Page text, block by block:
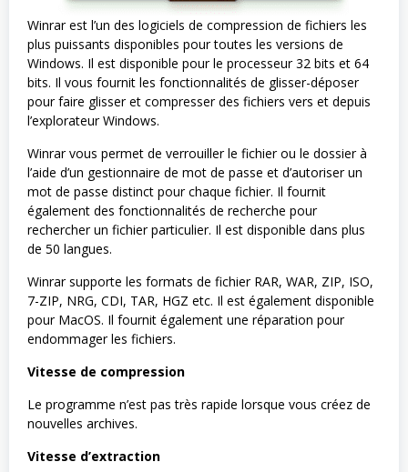
Winrar est l’un des logiciels de compression de fichiers les
plus puissants disponibles pour toutes les versions de
Windows. Il est disponible pour le processeur 32 bits et 64
bits. Il vous fournit les fonctionnalités de glisser-déposer
pour faire glisser et compresser des fichiers vers et depuis
l’explorateur Windows.
Winrar vous permet de verrouiller le fichier ou le dossier à
l’aide d’un gestionnaire de mot de passe et d’autoriser un
mot de passe distinct pour chaque fichier. Il fournit
également des fonctionnalités de recherche pour
rechercher un fichier particulier. Il est disponible dans plus
de 50 langues.
Winrar supporte les formats de fichier RAR, WAR, ZIP, ISO,
7-ZIP, NRG, CDI, TAR, HGZ etc. Il est également disponible
pour MacOS. Il fournit également une réparation pour
endommager les fichiers.
Vitesse de compression
Le programme n’est pas très rapide lorsque vous créez de
nouvelles archives.
Vitesse d’extraction